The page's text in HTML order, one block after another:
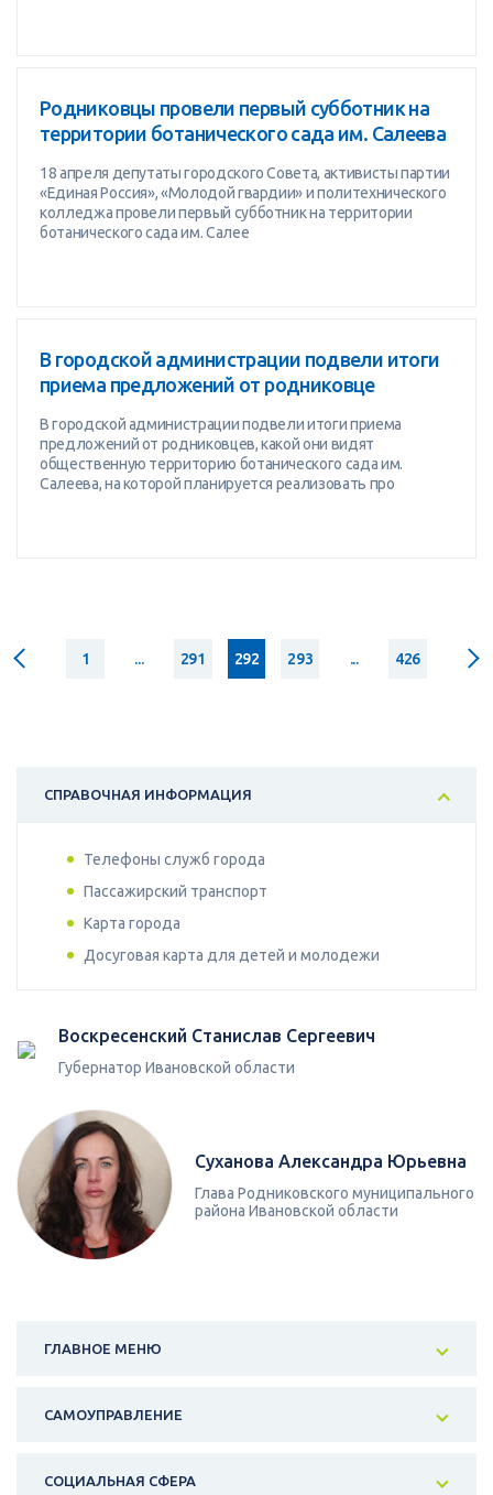
Родниковцы провели первый субботник на
территории ботанического сада им. Салеева
18 апреля депутаты городского Совета, активисты партии
«Единая Россия», «Молодой гвардии» и политехнического
колледжа провели первый субботник на территории
ботанического сада им. Салее
В городской администрации подвели итоги
приема предложений от родниковце
В городской администрации подвели итоги приема
предложений от родниковцев, какой они видят
общественную территорию ботанического сада им.
Салеева, на которой планируется реализовать про
1 ... 291 292 293 ... 426
СПРАВОЧНАЯ ИНФОРМАЦИЯ
Телефоны служб города
Пассажирский транспорт
Карта города
Досуговая карта для детей и молодежи
Воскресенский Станислав Сергеевич
Губернатор Ивановской области
Суханова Александра Юрьевна
Глава Родниковского муниципального
района Ивановской области
ГЛАВНОЕ МЕНЮ
САМОУПРАВЛЕНИЕ
СОЦИАЛЬНАЯ СФЕРА